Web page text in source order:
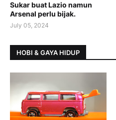
Sukar buat Lazio namun
Arsenal perlu bijak.
July 05, 2024
HOBI & GAYA HIDUP